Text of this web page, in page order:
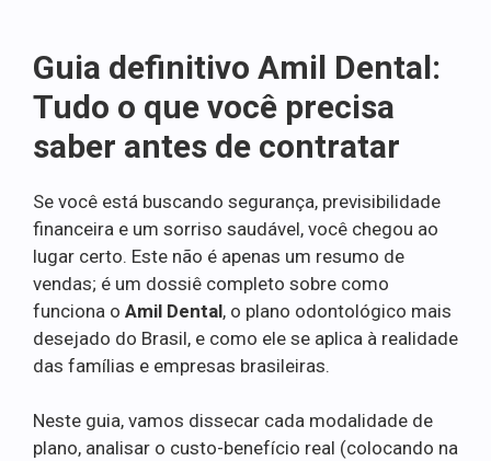
Guia definitivo Amil Dental:
Tudo o que você precisa
saber antes de contratar
Se você está buscando segurança, previsibilidade
financeira e um sorriso saudável, você chegou ao
lugar certo. Este não é apenas um resumo de
vendas; é um dossiê completo sobre como
funciona o Amil Dental, o plano odontológico mais
desejado do Brasil, e como ele se aplica à realidade
das famílias e empresas brasileiras.
Neste guia, vamos dissecar cada modalidade de
plano, analisar o custo-benefício real (colocando na